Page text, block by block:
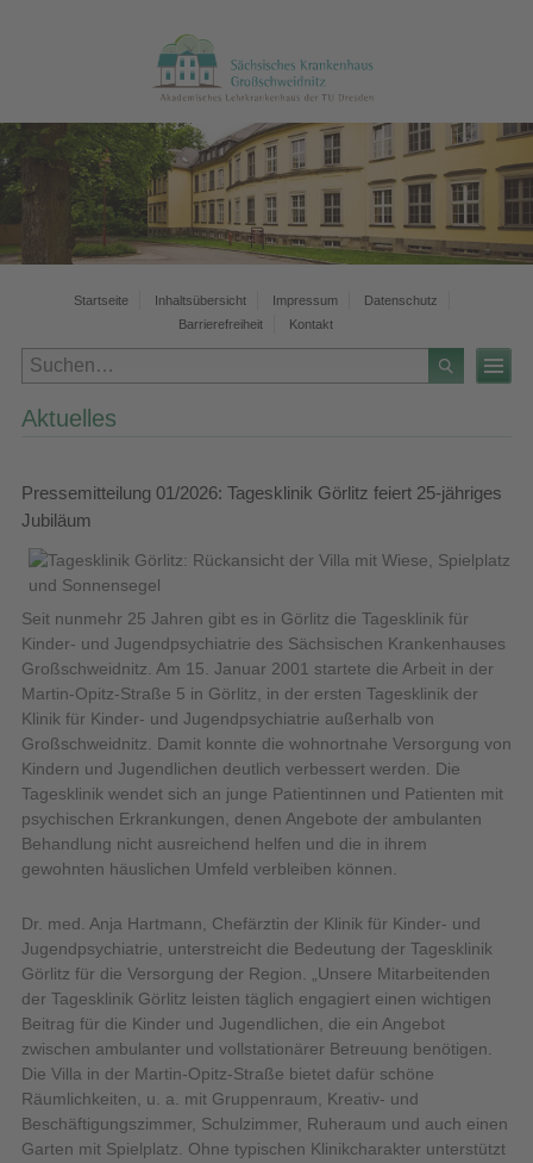
Startseite Inhaltsübersicht Impressum
Datenschutz
Barrierefreiheit
Kontakt
Aktuelles
Pressemitteilung 01/2026: Tagesklinik Görlitz feiert 25-jähriges
Jubiläum
Seit nunmehr 25 Jahren gibt es in Görlitz die Tagesklinik für
Kinder- und Jugendpsychiatrie des Sächsischen Krankenhauses
Großschweidnitz. Am 15. Januar 2001 startete die Arbeit in der
Martin-Opitz-Straße 5 in Görlitz, in der ersten Tagesklinik der
Klinik für Kinder- und Jugendpsychiatrie außerhalb von
Großschweidnitz. Damit konnte die wohnortnahe Versorgung von
Kindern und Jugendlichen deutlich verbessert werden. Die
Tagesklinik wendet sich an junge Patientinnen und Patienten mit
psychischen Erkrankungen, denen Angebote der ambulanten
Behandlung nicht ausreichend helfen und die in ihrem
gewohnten häuslichen Umfeld verbleiben können.
Dr. med. Anja Hartmann, Chefärztin der Klinik für Kinder- und
Jugendpsychiatrie, unterstreicht die Bedeutung der Tagesklinik
Görlitz für die Versorgung der Region. „Unsere Mitarbeitenden
der Tagesklinik Görlitz leisten täglich engagiert einen wichtigen
Beitrag für die Kinder und Jugendlichen, die ein Angebot
zwischen ambulanter und vollstationärer Betreuung benötigen.
Die Villa in der Martin-Opitz-Straße bietet dafür schöne
Räumlichkeiten, u. a. mit Gruppenraum, Kreativ- und
Beschäftigungszimmer, Schulzimmer, Ruheraum und auch einen
Garten mit Spielplatz. Ohne typischen Klinikcharakter unterstützt